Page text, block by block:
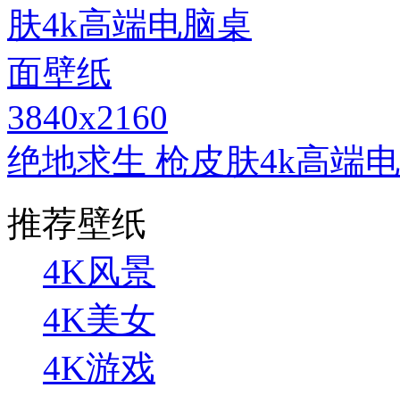
3840x2160
绝地求生 枪皮肤4k高端
推荐壁纸
4K风景
4K美女
4K游戏